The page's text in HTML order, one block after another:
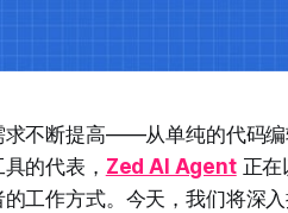
求不断提高——从单纯的代码
的代表， Zed AI Agent正在
工作方式。今天，我们将深